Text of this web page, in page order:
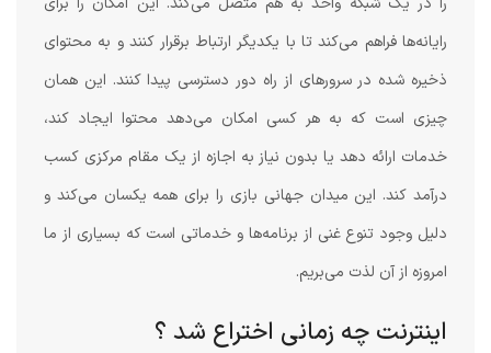
رایانه‌ها فراهم می‌کند تا با یکدیگر ارتباط برقرار کنند و به محتوای
ذخیره شده در سرورهای از راه دور دسترسی پیدا کنند. این همان
چیزی است که به هر کسی امکان می‌دهد محتوا ایجاد کند،
خدمات ارائه دهد یا بدون نیاز به اجازه از یک مقام مرکزی کسب
درآمد کند. این میدان جهانی بازی را برای همه یکسان می‌کند و
دلیل وجود تنوع غنی از برنامه‌ها و خدماتی است که بسیاری از ما
امروزه از آن لذت می‌بریم.
اینترنت چه زمانی اختراع شد ؟